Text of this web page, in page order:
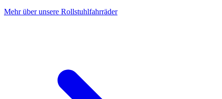
Mehr über unsere Rollstuhlfahrräder